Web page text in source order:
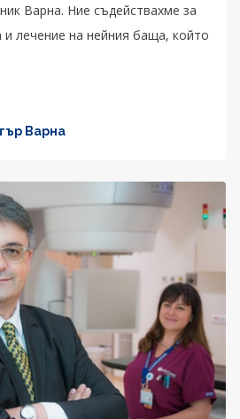
Варна. Ние съдействахме за
и лечение на нейния баща, който
Варна